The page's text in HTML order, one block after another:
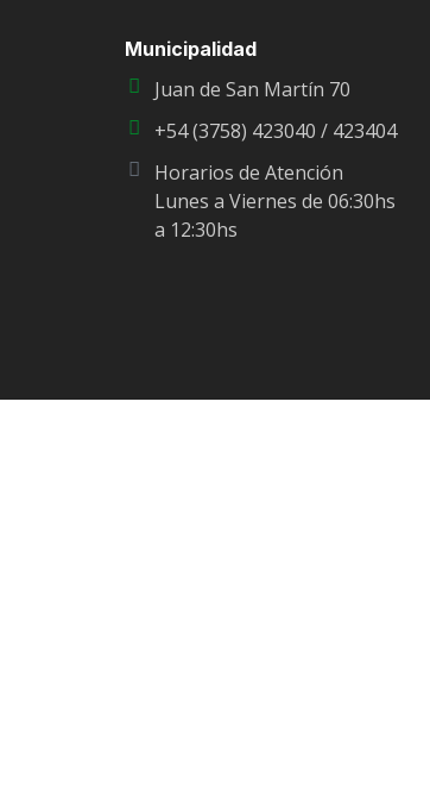
Municipalidad
Juan de San Martín 70
+54 (3758) 423040 / 423404
Horarios de Atención
Lunes a Viernes de 06:30hs
a 12:30hs